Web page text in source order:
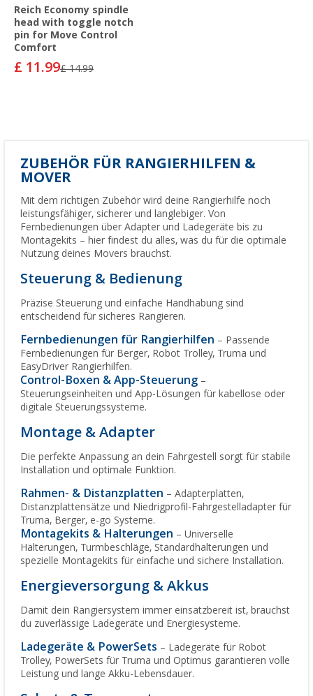
Reich Economy spindle
head with toggle notch
pin for Move Control
Comfort
£ 11.99£ 14.99
ZUBEHÖR FÜR RANGIERHILFEN &
MOVER
Mit dem richtigen Zubehör wird deine Rangierhilfe noch
leistungsfähiger, sicherer und langlebiger. Von
Fernbedienungen über Adapter und Ladegeräte bis zu
Montagekits – hier findest du alles, was du für die optimale
Nutzung deines Movers brauchst.
Steuerung & Bedienung
Präzise Steuerung und einfache Handhabung sind
entscheidend für sicheres Rangieren.
Fernbedienungen für Rangierhilfen – Passende
Fernbedienungen für Berger, Robot Trolley, Truma und
EasyDriver Rangierhilfen.
Control-Boxen & App-Steuerung –
Steuerungseinheiten und App-Lösungen für kabellose oder
digitale Steuerungssysteme.
Montage & Adapter
Die perfekte Anpassung an dein Fahrgestell sorgt für stabile
Installation und optimale Funktion.
Rahmen- & Distanzplatten – Adapterplatten,
Distanzplattensätze und Niedrigprofil-Fahrgestelladapter für
Truma, Berger, e-go Systeme.
Montagekits & Halterungen – Universelle
Halterungen, Turmbeschläge, Standardhalterungen und
spezielle Montagekits für einfache und sichere Installation.
Energieversorgung & Akkus
Damit dein Rangiersystem immer einsatzbereit ist, brauchst
du zuverlässige Ladegeräte und Energiesysteme.
Ladegeräte & PowerSets – Ladegeräte für Robot
Trolley, PowerSets für Truma und Optimus garantieren volle
Leistung und lange Akku-Lebensdauer.